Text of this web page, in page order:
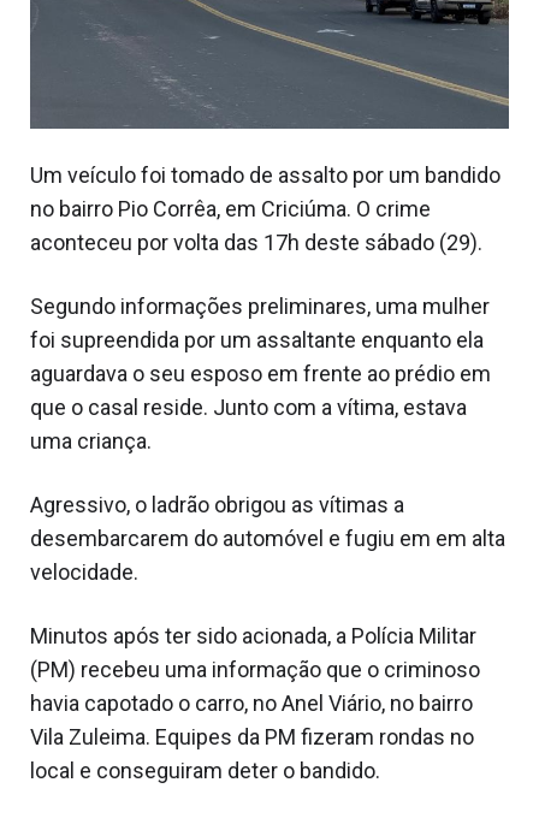
Um veículo foi tomado de assalto por um bandido
no bairro Pio Corrêa, em Criciúma. O crime
aconteceu por volta das 17h deste sábado (29).
Segundo informações preliminares, uma mulher
foi supreendida por um assaltante enquanto ela
aguardava o seu esposo em frente ao prédio em
que o casal reside. Junto com a vítima, estava
uma criança.
Agressivo, o ladrão obrigou as vítimas a
desembarcarem do automóvel e fugiu em em alta
velocidade.
Minutos após ter sido acionada, a Polícia Militar
(PM) recebeu uma informação que o criminoso
havia capotado o carro, no Anel Viário, no bairro
Vila Zuleima. Equipes da PM fizeram rondas no
local e conseguiram deter o bandido.